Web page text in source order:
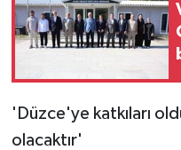
'Düzce'ye katkıları
olacaktır'
TEKNOLOJİ
ÜLKE GÜNDEMİ